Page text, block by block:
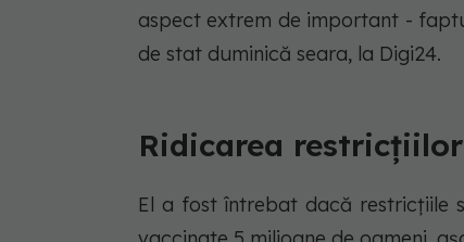
aspect extrem de important -
de stat duminică seara, la Digi24.
Ridicarea
El a fost întrebat dacă